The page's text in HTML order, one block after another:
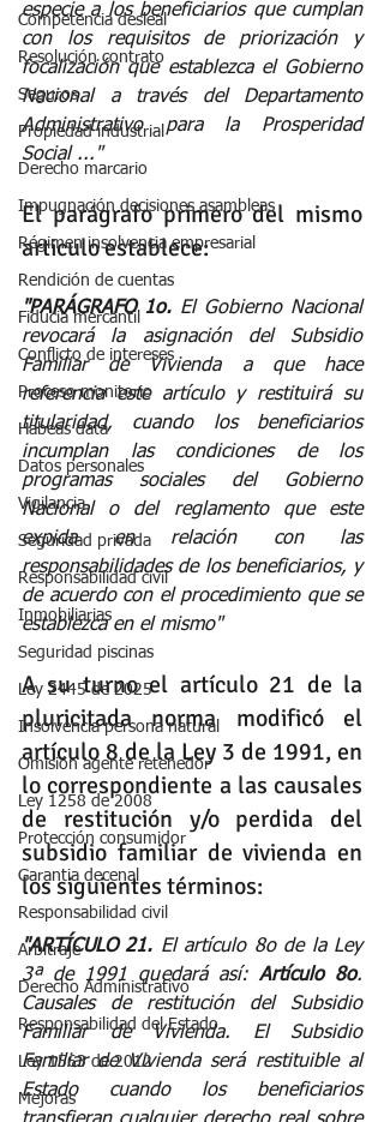
Competencia desleal
Resolución contrato
Seguros
Propiedad industrial
Derecho marcario
Impugnación decisiones asambleas
Régimen insolvencia empresarial
Rendición de cuentas
Fiducia mercantil
Conflicto de intereses
Proceso monitorio
Habeas data
Datos personales
Vigilancia
Seguridad privada
Responsabilidad civil
Inmobiliarias
Seguridad piscinas
Ley 2445 de 2025
Insolvencia persona natural
Omisión agente retenedor
Ley 1258 de 2008
Protección consumidor
Garantia decenal
Responsabilidad civil
Arbitraje
Derecho Administrativo
Responsabilidad del Estado
Ley 1563 de 2012
Mejoras
especie a los beneficiarios que cumplan
con los requisitos de priorización y
focalización que establezca el Gobierno
Nacional a través del Departamento
Administrativo para la Prosperidad
Social ..."
El parágrafo primero del mismo
articulo establece:
"PARÁGRAFO 1o. El Gobierno Nacional
revocará la asignación del Subsidio
Familiar de Vivienda a que hace
referencia este artículo y restituirá su
titularidad, cuando los beneficiarios
incumplan las condiciones de los
programas sociales del Gobierno
Nacional o del reglamento que este
expida en relación con las
responsabilidades de los beneficiarios, y
de acuerdo con el procedimiento que se
establezca en el mismo"
A su turno el artículo 21 de la
pluricitada norma modificó el
artículo 8 de la Ley 3 de 1991, en
lo correspondiente a las causales
de restitución y/o perdida del
subsidio familiar de vivienda en
los siguientes términos:
"ARTÍCULO 21. El artículo 8o de la Ley
3ª de 1991 quedará así: Artículo 8o.
Causales de restitución del Subsidio
Familiar de Vivienda. El Subsidio
Familiar de Vivienda será restituible al
Estado cuando los beneficiarios